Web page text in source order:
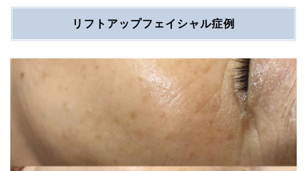
リフトアップフェイシャル症例